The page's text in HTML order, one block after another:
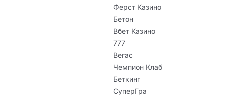
Ферст Казино
Бетон
Вбет Казино
777
Вегас
Чемпион Клаб
Беткинг
СуперГра